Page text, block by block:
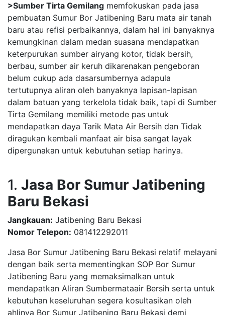
>Sumber Tirta Gemilang memfokuskan pada jasa
pembuatan Sumur Bor Jatibening Baru mata air tanah
baru atau refisi perbaikannya, dalam hal ini banyaknya
kemungkinan dalam medan suasana mendapatkan
keterpurukan sumber airyang kotor, tidak bersih,
berbau, sumber air keruh dikarenakan pengeboran
belum cukup ada dasarsumbernya adapula
tertutupnya aliran oleh banyaknya lapisan-lapisan
dalam batuan yang terkelola tidak baik, tapi di Sumber
Tirta Gemilang memiliki metode pas untuk
mendapatkan daya Tarik Mata Air Bersih dan Tidak
diragukan kembali manfaat air bisa sangat layak
dipergunakan untuk kebutuhan setiap harinya.
1. Jasa Bor Sumur Jatibening
Baru Bekasi
Jangkauan: Jatibening Baru Bekasi
Nomor Telepon: 081412292011
Jasa Bor Sumur Jatibening Baru Bekasi relatif melayani
dengan baik serta mementingkan SOP Bor Sumur
Jatibening Baru yang memaksimalkan untuk
mendapatkan Aliran Sumbermataair Bersih serta untuk
kebutuhan keseluruhan segera kosultasikan oleh
ahlinya Bor Sumur Jatibening Baru Bekasi demi